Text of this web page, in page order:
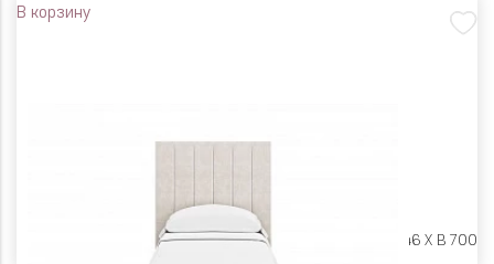
В корзину
Ш 2042 X Г 946 X В 700